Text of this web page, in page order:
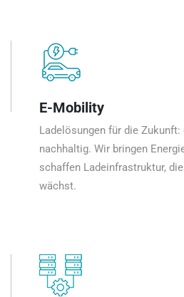
E-Mobility
Ladelösungen für die
nachhaltig. Wir bringen
schaffen Ladeinfrastruktur,
wächst.